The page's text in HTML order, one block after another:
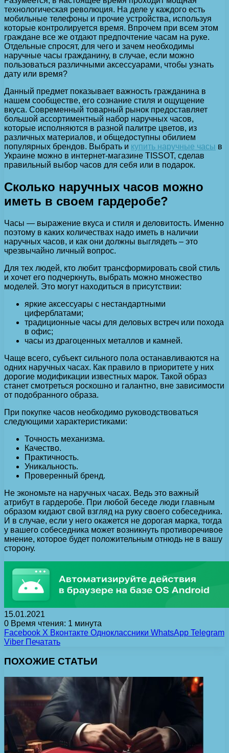
технологическая революция. На деле у каждого есть
мобильные телефоны и прочие устройства, используя
которые контролируется время. Впрочем при всем этом
граждане все же отдают предпочтение часам на руке.
Отдельные спросят, для чего и зачем необходимы
наручные часы гражданину, в случае, если можно
пользоваться различными аксессуарами, чтобы узнать
дату или время?
Данный предмет показывает важность гражданина в
нашем сообществе, его сознание стиля и ощущение
вкуса. Современный товарный рынок предоставляет
большой ассортиментный набор наручных часов,
которые исполняются в разной палитре цветов, из
различных материалов, и общедоступны обилием
популярных брендов. Выбрать и купить наручные часы в
Украине можно в интернет-магазине TISSOT, сделав
правильный выбор часов для себя или в подарок.
Сколько наручных часов можно
иметь в своем гардеробе?
Часы — выражение вкуса и стиля и деловитость. Именно
поэтому в каких количествах надо иметь в наличии
наручных часов, и как они должны выглядеть – это
чрезвычайно личный вопрос.
Для тех людей, кто любит трансформировать свой стиль
и хочет его подчеркнуть, выбрать можно множество
моделей. Это могут находиться в присутствии:
яркие аксессуары с нестандартными
циферблатами;
традиционные часы для деловых встреч или похода
в офис;
часы из драгоценных металлов и камней.
Чаще всего, субъект сильного пола останавливаются на
одних наручных часах. Как правило в приоритете у них
дорогие модификации известных марок. Такой образ
станет смотреться роскошно и галантно, вне зависимости
от подобранного образа.
При покупке часов необходимо руководствоваться
следующими характеристиками:
Точность механизма.
Качество.
Практичность.
Уникальность.
Проверенный бренд.
Не экономьте на наручных часах. Ведь это важный
атрибут в гардеробе. При любой беседе люди главным
образом кидают свой взгляд на руку своего собеседника.
И в случае, если у него окажется не дорогая марка, тогда
у вашего собеседника может возникнуть противоречивое
мнение, которое будет положительным отнюдь не в вашу
сторону.
15.01.2021
0 Время чтения: 1 минута
Facebook X Вконтакте Одноклассники WhatsApp Telegram
Viber Печатать
ПОХОЖИЕ СТАТЬИ